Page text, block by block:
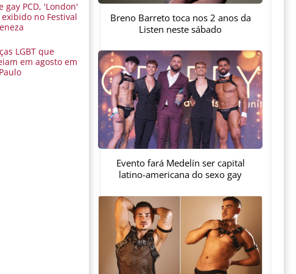
gay PCD, 'London'
no Festival
LGBT que
em agosto em
Breno Barreto toca nos 2 anos da
Listen neste sábado
Evento fará Medelín ser capital
latino-americana do sexo gay